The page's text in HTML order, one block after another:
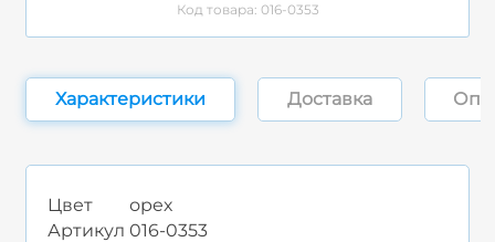
Код товара: 016-0353
Характеристики Доставка
Цвет
орех
Артикул 016-0353